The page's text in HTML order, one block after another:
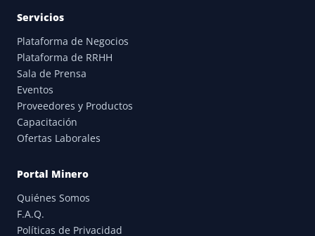
Servicios
Plataforma de Negocios
Plataforma de RRHH
Sala de Prensa
Eventos
Proveedores y Productos
Capacitación
Ofertas Laborales
Portal Minero
Quiénes Somos
F.A.Q.
Políticas de Privacidad